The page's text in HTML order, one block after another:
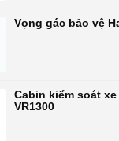
Vọng gác bảo vệ
Cabin kiểm soát
VR1300